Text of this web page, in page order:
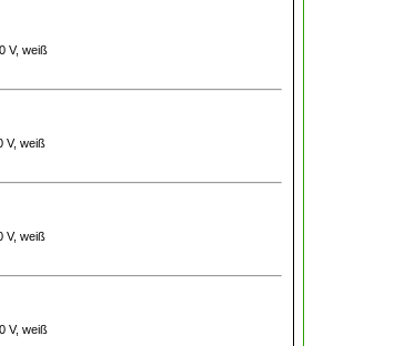
V, weiß
V, weiß
V, weiß
V, weiß